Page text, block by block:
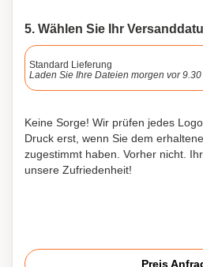
5. Wählen Sie Ihr
Standard Lieferung
Laden Sie Ihre Dateien morgen vor 9.30
Keine Sorge! Wir prüfen jedes
Druck erst, wenn Sie dem
zugestimmt haben. Vorher nicht.
unsere Zufriedenheit!
Preis